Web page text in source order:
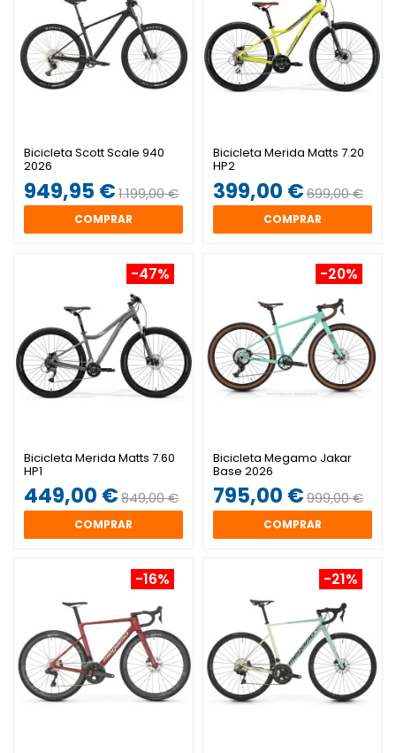
Bicicleta Scott Scale 940
2026
949,95 €1.199,00 €
COMPRAR
Bicicleta Merida Matts 7.20
HP2
399,00 €699,00 €
COMPRAR
-47%
Bicicleta Merida Matts 7.60
HP1
449,00 €849,00 €
COMPRAR
-20%
Bicicleta Megamo Jakar
Base 2026
795,00 €999,00 €
COMPRAR
-16% -21%